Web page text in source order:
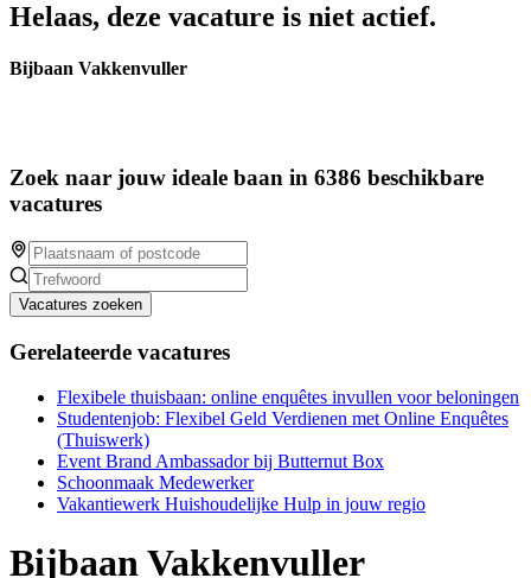
Helaas, deze vacature is niet actief.
Bijbaan Vakkenvuller
Zoek naar jouw ideale baan in 6386 beschikbare
vacatures
Vacatures zoeken
Gerelateerde vacatures
Flexibele thuisbaan: online enquêtes invullen voor beloningen
Studentenjob: Flexibel Geld Verdienen met Online Enquêtes
(Thuiswerk)
Event Brand Ambassador bij Butternut Box
Schoonmaak Medewerker
Vakantiewerk Huishoudelijke Hulp in jouw regio
Bijbaan Vakkenvuller